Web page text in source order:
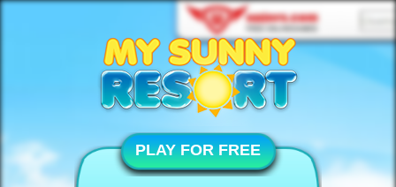
PLAY FOR FREE